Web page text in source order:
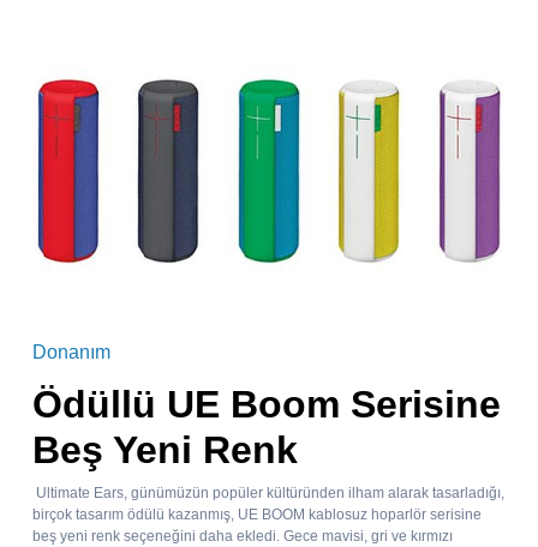
Donanım
Ödüllü UE Boom Serisine
Beş Yeni Renk
Ultimate Ears, günümüzün popüler kültüründen ilham alarak tasarladığı,
birçok tasarım ödülü kazanmış, UE BOOM kablosuz hoparlör serisine
beş yeni renk seçeneğini daha ekledi. Gece mavisi, gri ve kırmızı